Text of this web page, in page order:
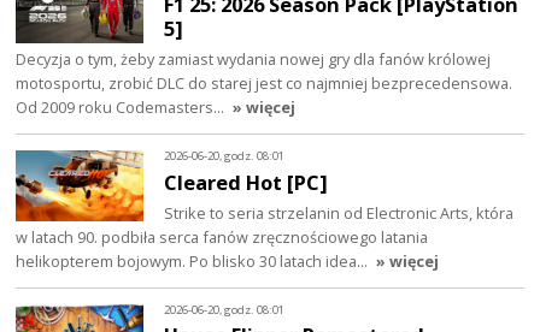
5]
Decyzja o tym, żeby zamiast wydania nowej gry dla fanów królowej
motosportu, zrobić DLC do starej jest co najmniej bezprecedensowa.
Od 2009 roku Codemasters… » więcej
2026-06-20, godz. 08:01
Cleared Hot [PC]
Strike to seria strzelanin od Electronic Arts, która
w latach 90. podbiła serca fanów zręcznościowego latania
helikopterem bojowym. Po blisko 30 latach idea… » więcej
2026-06-20, godz. 08:01